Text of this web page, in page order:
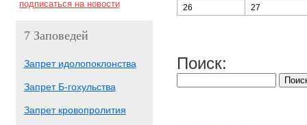
7 Заповедей
Запрет идолопоклонства
Запрет Б-гохульства
Запрет кровопролития
26
27
Поиск: